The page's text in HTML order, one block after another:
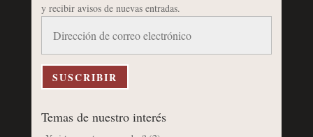
y recibir avisos de nuevas entradas.
correo
electrónico
SUSCRIBIR
Temas de nuestro interés